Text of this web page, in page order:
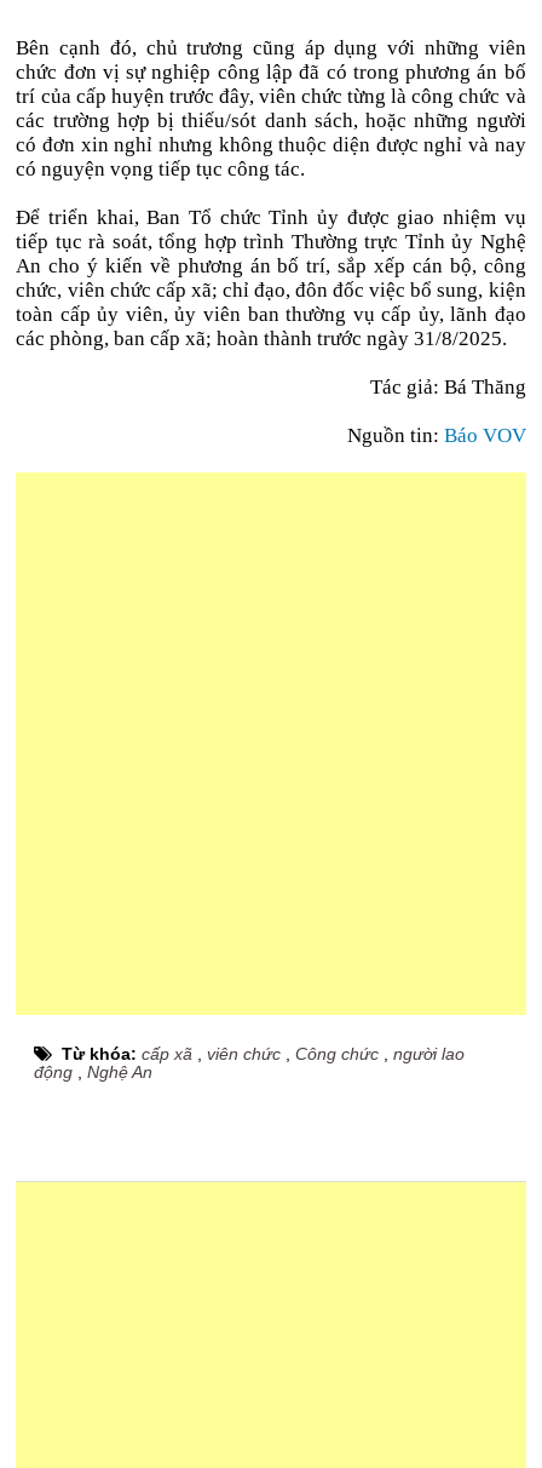
Bên cạnh đó, chủ trương cũng áp dụng với những viên
chức đơn vị sự nghiệp công lập đã có trong phương án bố
trí của cấp huyện trước đây, viên chức từng là công chức và
các trường hợp bị thiếu/sót danh sách, hoặc những người
có đơn xin nghỉ nhưng không thuộc diện được nghỉ và nay
có nguyện vọng tiếp tục công tác.
Để triển khai, Ban Tổ chức Tỉnh ủy được giao nhiệm vụ
tiếp tục rà soát, tổng hợp trình Thường trực Tỉnh ủy Nghệ
An cho ý kiến về phương án bố trí, sắp xếp cán bộ, công
chức, viên chức cấp xã; chỉ đạo, đôn đốc việc bổ sung, kiện
toàn cấp ủy viên, ủy viên ban thường vụ cấp ủy, lãnh đạo
các phòng, ban cấp xã; hoàn thành trước ngày 31/8/2025.
Tác giả: Bá Thăng
Nguồn tin: Báo VOV
Từ khóa:cấp xã ,viên chức ,Công chức ,người lao
động ,Nghệ An